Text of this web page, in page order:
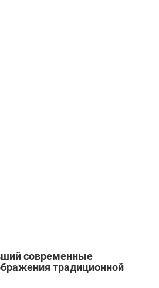
современные
традиционной